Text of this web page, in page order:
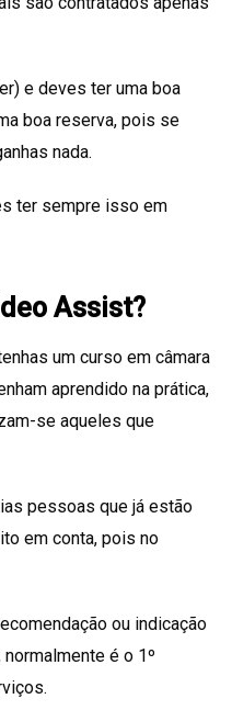
e deves ter uma boa
boa reserva, pois se
nada.
ter sempre isso em
Assist?
um curso em câmara
aprendido na prática,
se aqueles que
pessoas que já estão
em conta, pois no
ou indicação
é o 1º